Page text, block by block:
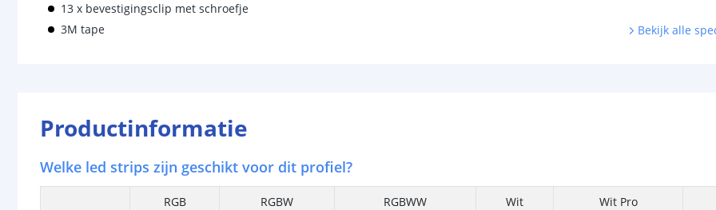
13 x bevestigingsclip met schroefje
3M tape
Bekijk alle
Productinformatie
Welke led strips zijn geschikt voor dit profiel?
RGB RGBW RGBWW Wit Wit Pro